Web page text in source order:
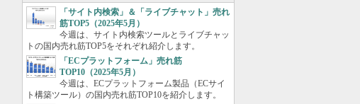
「サイト内検索」＆「ライブチャット」売れ
筋TOP5（2025年5月）
今週は、サイト内検索ツールとライブチャッ
トの国内売れ筋TOP5をそれぞれ紹介します。
「ECプラットフォーム」売れ筋
TOP10（2025年5月）
今週は、ECプラットフォーム製品（ECサイ
ト構築ツール）の国内売れ筋TOP10を紹介します。